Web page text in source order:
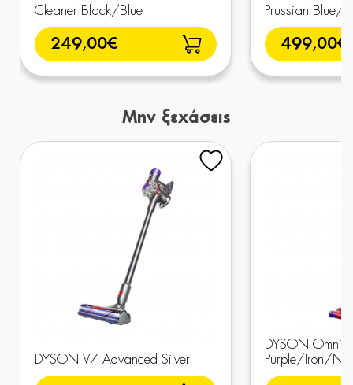
Cleaner Black/Blue
249,00€
Prussian Blue/
499,00€
Μην ξεχάσεις
DYSON V7 Advanced Silver
DYSON Omni-
Purple/Iron/